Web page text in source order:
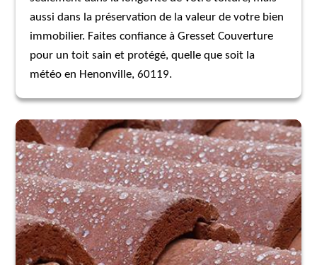
aussi dans la préservation de la valeur de votre bien
immobilier. Faites confiance à Gresset Couverture
pour un toit sain et protégé, quelle que soit la
météo en Henonville, 60119.